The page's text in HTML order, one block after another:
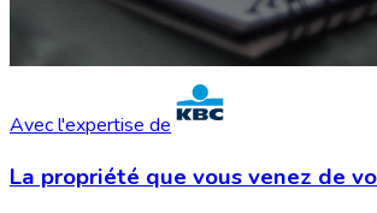
Avec l'expertise de
La propriété que vousvenez de